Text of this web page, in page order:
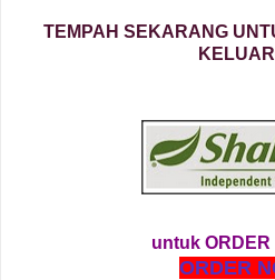
TEMPAH SEKARANG
untuk
ORDER